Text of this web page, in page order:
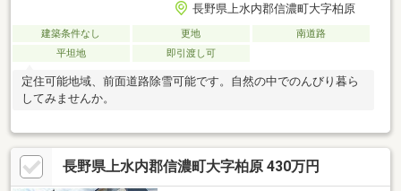
長野県上水内郡信濃町大字柏原
建築条件なし 更地
南道路
平坦地
即引渡し可
定住可能地域、前面道路除雪可能です。自然の中でのんびり暮ら
してみませんか。
長野県上水内郡信濃町大字柏原 430万円